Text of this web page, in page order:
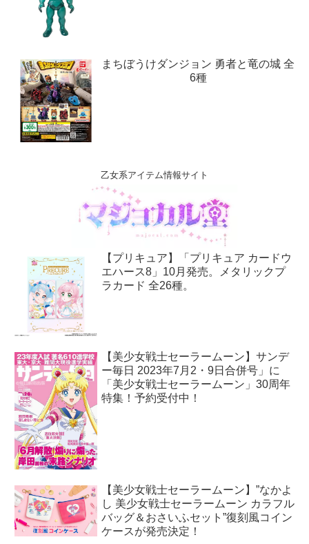
まちぼうけダンジョン 勇者と竜の城 全
6種
乙女系アイテム情報サイト
【プリキュア】「プリキュア カードウ
エハース8」10月発売。メタリックプ
ラカード 全26種。
【美少女戦士セーラームーン】サンデ
ー毎日 2023年7月2・9日合併号」に
「美少女戦士セーラームーン」30周年
特集！予約受付中！
【美少女戦士セーラームーン】”なかよ
し 美少女戦士セーラームーン カラフル
バッグ＆おさいふセット”復刻風コイン
ケースが発売決定！